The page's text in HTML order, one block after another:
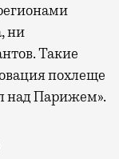
ни
Такие
похлеще
над Парижем».